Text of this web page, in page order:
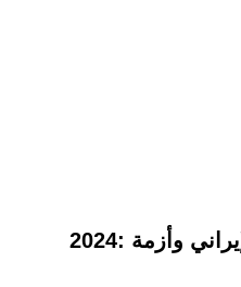
2024: التحديات الكبرى للنظام الإيراني وأزمة